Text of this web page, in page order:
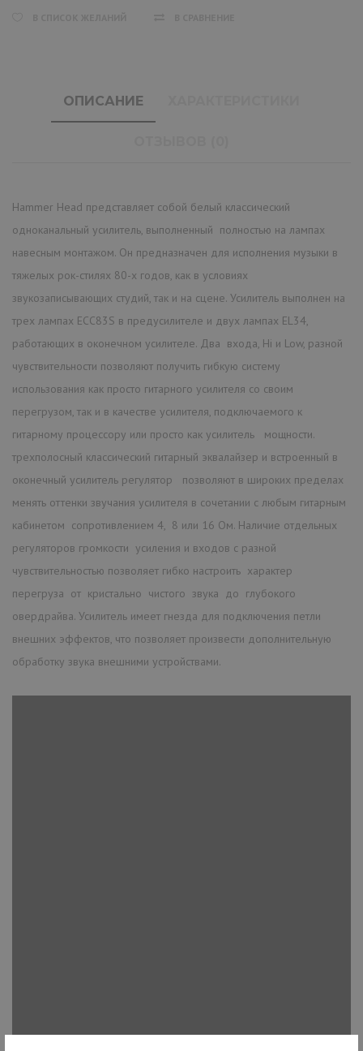
ОПИСАНИЕ
Hammer Head представляет собой белый классический
одноканальный усилитель, выполненный полностью на лампах
навесным монтажом. Он предназначен для исполнения музыки в
тяжелых рок-стилях 80-х годов, как в условиях
звукозаписывающих студий, так и на сцене. Усилитель выполнен на
трех лампах ECC83S в предусилителе и двух лампах EL34,
работающих в оконечном усилителе. Два входа, Hi и Low, разной
чувствительности позволяют получить гибкую систему
использования как просто гитарного усилителя со своим
перегрузом, так и в качестве усилителя, подключаемого к
гитарному процессору или просто как усилитель мощности.
трехполосный классический гитарный эквалайзер и встроенный в
оконечный усилитель регулятор позволяют в широких пределах
менять оттенки звучания усилителя в сочетании с любым гитарным
кабинетом сопротивлением 4, 8 или 16 Ом. Наличие отдельных
регуляторов громкости усиления и входов с разной
чувствительностью позволяет гибко настроить характер
перегруза от кристально чистого звука до глубокого
овердрайва. Усилитель имеет гнезда для подключения петли
внешних эффектов, что позволяет произвести дополнительную
обработку звука внешними устройствами.